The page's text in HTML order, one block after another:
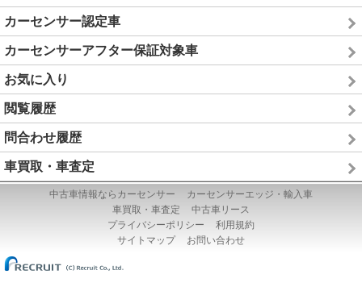
カーセンサー認定車
カーセンサーアフター保証対象車
お気に入り
閲覧履歴
問合わせ履歴
車買取・車査定
中古車情報ならカーセンサー
カーセンサーエッジ・輸入車
車買取・車査定
中古車リース
プライバシーポリシー
利用規約
サイトマップ
お問い合わせ